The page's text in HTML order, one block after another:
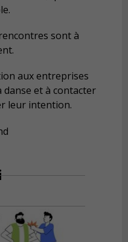
sont à
aux entreprises
et à contacter
leur intention.